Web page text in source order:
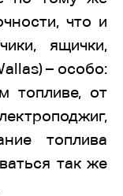
что и
ящички,
– особо:
топливе, от
топлива
так же